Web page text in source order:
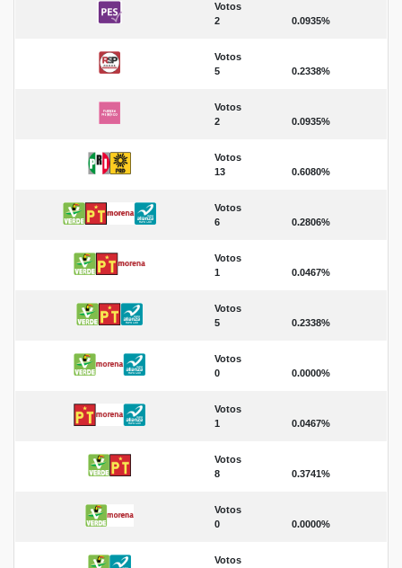
Votos
2
0.0935%
Votos
5
0.2338%
Votos
2
0.0935%
Votos
13
0.6080%
Votos
6
0.2806%
Votos
1
0.0467%
Votos
5
0.2338%
Votos
0
0.0000%
Votos
1
0.0467%
Votos
8
0.3741%
Votos
0
0.0000%
Votos